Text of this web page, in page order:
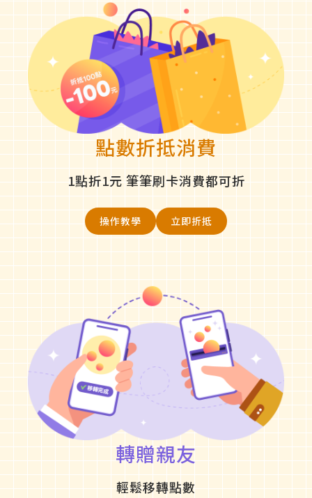
點數折抵消費
1點折1元 筆筆刷卡消費都可折
操作教學 立即折抵
轉贈親友
輕鬆移轉點數